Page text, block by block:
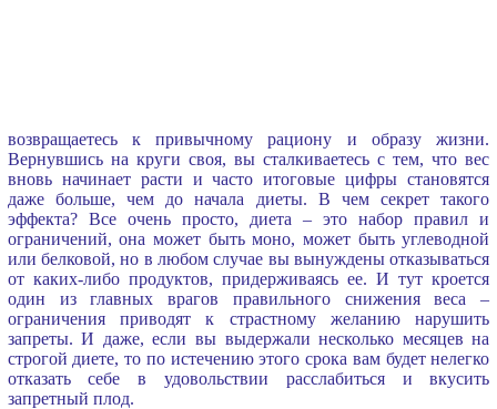
возвращаетесь к привычному рациону и образу жизни.
Вернувшись на круги своя, вы сталкиваетесь с тем, что вес
вновь начинает расти и часто итоговые цифры становятся
даже больше, чем до начала диеты. В чем секрет такого
эффекта? Все очень просто, диета – это набор правил и
ограничений, она может быть моно, может быть углеводной
или белковой, но в любом случае вы вынуждены отказываться
от каких-либо продуктов, придерживаясь ее. И тут кроется
один из главных врагов правильного снижения веса –
ограничения приводят к страстному желанию нарушить
запреты. И даже, если вы выдержали несколько месяцев на
строгой диете, то по истечению этого срока вам будет нелегко
отказать себе в удовольствии расслабиться и вкусить
запретный плод.